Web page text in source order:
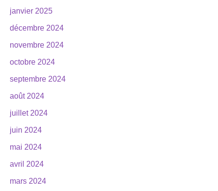
janvier 2025
décembre 2024
novembre 2024
octobre 2024
septembre 2024
août 2024
juillet 2024
juin 2024
mai 2024
avril 2024
mars 2024